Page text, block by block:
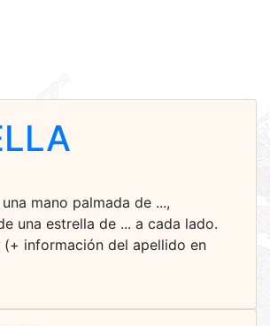
una mano palmada de ...,
una estrella de ... a cada lado.
(+ información del apellido en